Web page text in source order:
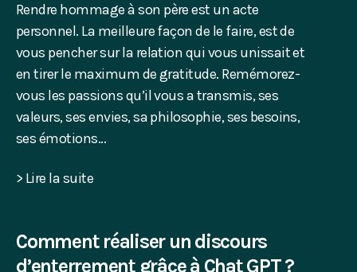
Rendre hommage à son père est un acte
personnel. La meilleure façon de le faire, est de
vous pencher sur la relation qui vous unissait et
en tirer le maximum de gratitude. Remémorez-
vous les passions qu’il vous a transmis, ses
valeurs, ses envies, sa philosophie, ses besoins,
ses émotions…
> Lire la suite
Comment réaliser un discours
d’enterrement grâce à Chat GPT ?